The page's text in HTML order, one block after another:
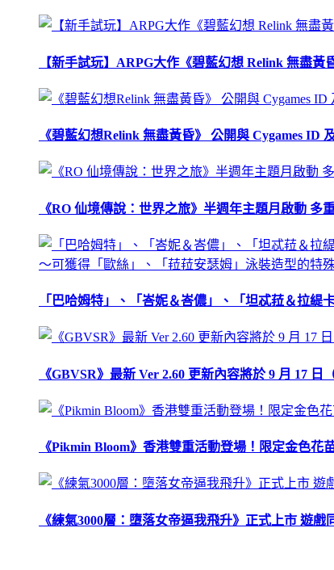
【新手試玩】ARPG大作《碧藍幻想 Relink 無盡黃
《碧藍幻想Relink 無盡黃昏》 公開與 Cygames ID
《RO 仙境傳說：世界之旅》半週年主題月啟動 多
「巴哈姆特」、「峇妮＆峇儂」、「坦忒菈＆拉
《GBVSR》最新 Ver 2.60 更新內容將於 9 月 17 日
《Pikmin Bloom》香港雙重活動登場！限定金色
《練氣3000層：墮落女帝逼我飛升》正式上市 遊戲